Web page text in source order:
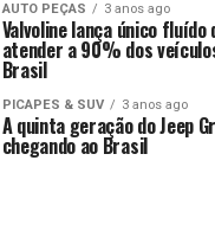
AUTO PEÇAS 3 anos ago
Valvoline lança único fluído
atender a 90% dos
Brasil
PICAPES & SUV 3 anos ago
A quinta geração do Jeep
chegando ao Brasil